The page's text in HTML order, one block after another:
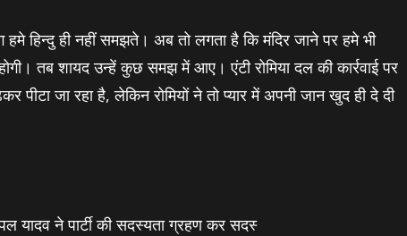
हमे हिन्दु ही नहीं समझते। अब तो लगता है कि मंदिर जाने पर हमे भी
तब शायद उन्‍हें कुछ समझ में आए। एंटी रोमिया दल की कार्रवाई पर
पीटा जा रहा है, लेकिन रोमियों ने तो प्‍यार में अपनी जान खुद ही दे दी
ने पार्टी की सदस्यता ग्रहण कर सदस्‍